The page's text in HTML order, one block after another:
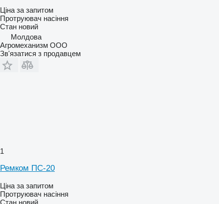
Ціна за запитом
Протруювач насіння
Стан новий
Молдова
Агромеханизм ООО
Зв'язатися з продавцем
1
Ремком ПС-20
Ціна за запитом
Протруювач насіння
Стан новий